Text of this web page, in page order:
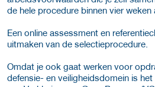
de hele procedure binnen vier weken
Een online assessment en
uitmaken van de selectieprocedure.
Omdat je ook gaat werken voor
defensie- en veiligheidsdomein is